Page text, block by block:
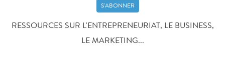
S'ABONNER
RESSOURCES SUR L'ENTREPRENEURIAT, LE BUSINESS,
LE MARKETING...